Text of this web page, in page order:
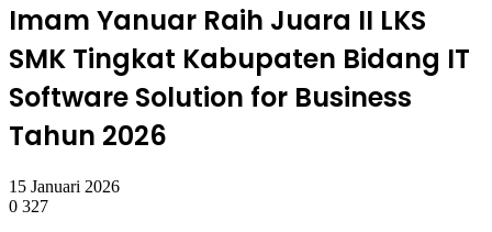
Imam Yanuar Raih Juara II LKS
SMK Tingkat Kabupaten Bidang IT
Software Solution for Business
Tahun 2026
15 Januari 2026
0 327